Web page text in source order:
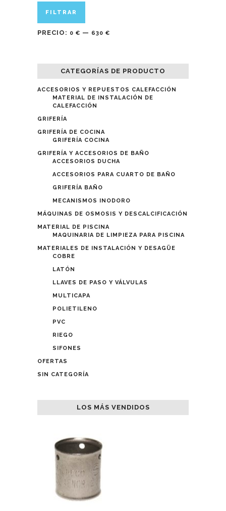
FILTRAR
PRECIO: 0 € — 630 €
CATEGORÍAS DE PRODUCTO
ACCESORIOS Y REPUESTOS CALEFACCIÓN
MATERIAL DE INSTALACIÓN DE
CALEFACCIÓN
GRIFERÍA
GRIFERÍA DE COCINA
GRIFERÍA COCINA
GRIFERÍA Y ACCESORIOS DE BAÑO
ACCESORIOS DUCHA
ACCESORIOS PARA CUARTO DE BAÑO
GRIFERÍA BAÑO
MECANISMOS INODORO
MÁQUINAS DE OSMOSIS Y DESCALCIFICACIÓN
MATERIAL DE PISCINA
MAQUINARIA DE LIMPIEZA PARA PISCINA
MATERIALES DE INSTALACIÓN Y DESAGÜE
COBRE
LATÓN
LLAVES DE PASO Y VÁLVULAS
MULTICAPA
POLIETILENO
PVC
RIEGO
SIFONES
OFERTAS
SIN CATEGORÍA
LOS MÁS VENDIDOS